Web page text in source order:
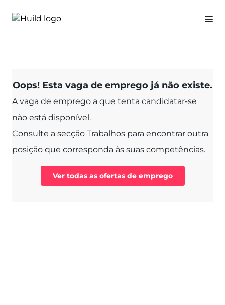
Oops! Esta vaga de emprego já não existe.
A vaga de emprego a que tenta candidatar-se
não está disponível.
Consulte a secção Trabalhos para encontrar outra
posição que corresponda às suas competências.
Ver todas as ofertas de emprego